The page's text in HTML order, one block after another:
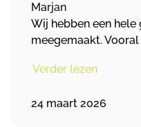
Marjan
Wij hebben een
meegemaakt.
Verder lezen
24 maart 2026